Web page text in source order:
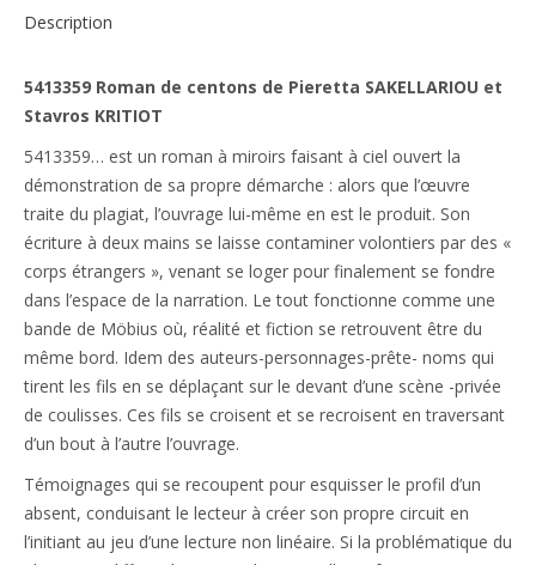
et
KRITIOTIS
Description
5413359 Roman de centons de Pieretta SAKELLARIOU et
Stavros KRITIOT
5413359… est un roman à miroirs faisant à ciel ouvert la
démonstration de sa propre démarche : alors que l’œuvre
traite du plagiat, l’ouvrage lui-même en est le produit. Son
écriture à deux mains se laisse contaminer volontiers par des «
corps étrangers », venant se loger pour finalement se fondre
dans l’espace de la narration. Le tout fonctionne comme une
bande de Möbius où, réalité et fiction se retrouvent être du
même bord. Idem des auteurs-personnages-prête- noms qui
tirent les fils en se déplaçant sur le devant d’une scène -privée
de coulisses. Ces fils se croisent et se recroisent en traversant
d’un bout à l’autre l’ouvrage.
Témoignages qui se recoupent pour esquisser le profil d’un
absent, conduisant le lecteur à créer son propre circuit en
l’initiant au jeu d’une lecture non linéaire. Si la problématique du